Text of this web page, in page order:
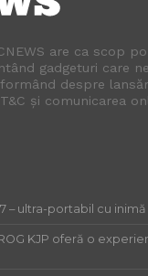
are ca scop
gadgeturi care
despre
și comunicarea
– ultra-portabil cu
KJP oferă o